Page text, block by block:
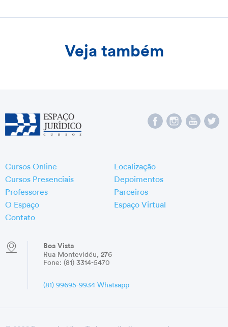
Veja também
Cursos Online
Cursos Presenciais
Professores
O Espaço
Contato
Localização
Depoimentos
Parceiros
Espaço Virtual
Boa Vista
Rua Montevidéu, 276
Fone: (81) 3314-5470
(81) 99695-9934 Whatsapp